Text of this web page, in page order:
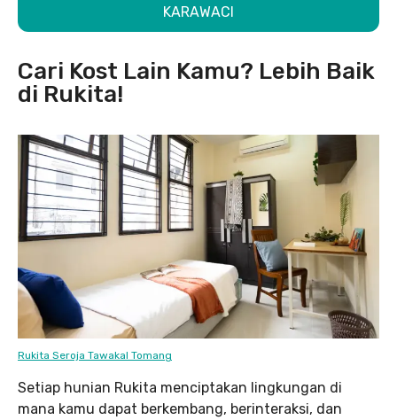
KARAWACI
Cari Kost Lain Kamu? Lebih Baik
di Rukita!
Rukita Seroja Tawakal Tomang
Setiap hunian Rukita menciptakan lingkungan di
mana kamu dapat berkembang, berinteraksi, dan